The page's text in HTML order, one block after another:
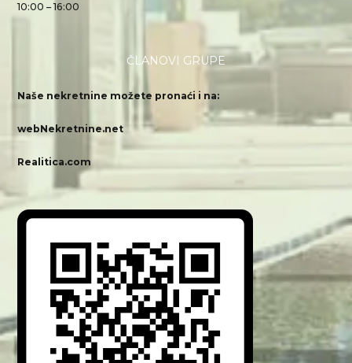
10:00 – 16:00
ČLANOVI GRUPE
Naše nekretnine možete pronaći i na:
webNekretnine.net
Realitica.com